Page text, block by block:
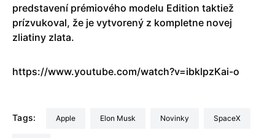
predstavení prémiového modelu Edition taktiež
prízvukoval, že je vytvorený z kompletne novej
zliatiny zlata.
https://www.youtube.com/watch?v=ibklpzKai-o
Tags: Apple Elon Musk Novinky SpaceX